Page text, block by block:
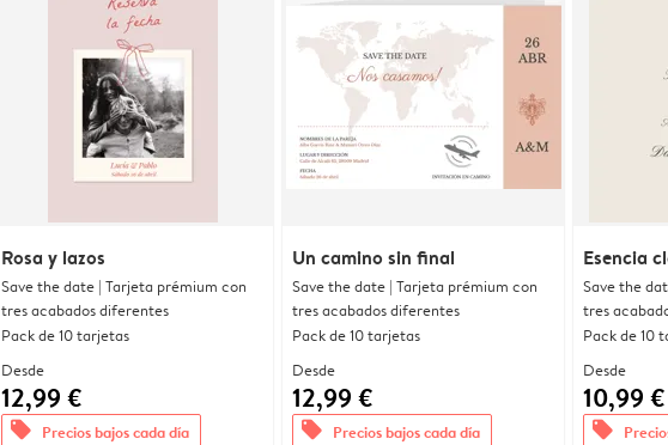
Rosa y lazos
Save the date | Tarjeta prémium con
tres acabados diferentes
Pack de 10 tarjetas
Desde
12,99 €
offers Precios bajos cada día
Un camino sin final
Save the date | Tarjeta prémium con
tres acabados diferentes
Pack de 10 tarjetas
Desde
12,99 €
offers Precios bajos cada día
Esencia
Save the
tres
Pack de 10
Desde
10,99 €
offers